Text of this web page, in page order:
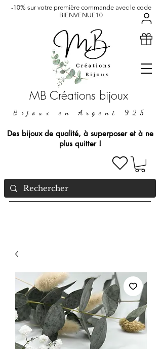
MB Créations bijoux
Bijoux en Argent 925
Des bijoux de qualité, à superposer et à ne
plus quitter !
-10% sur votre première commande avec le code
BIENVENUE10